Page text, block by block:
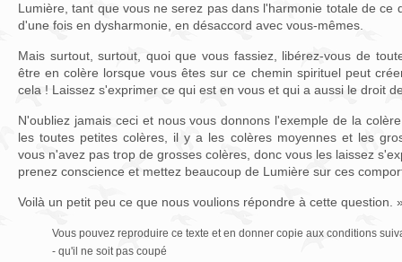
Lumière, tant que vous ne serez pas dans l'harmonie totale de ce
d'une fois en dysharmonie, en désaccord avec vous-mêmes.
Mais surtout, surtout, quoi que vous fassiez, libérez-vous de
être en colère lorsque vous êtes sur ce chemin spirituel peut
cela ! Laissez s'exprimer ce qui est en vous et qui a aussi le droit
N'oubliez jamais ceci et nous vous donnons l'exemple de la
les toutes petites colères, il y a les colères moyennes et les
vous n'avez pas trop de grosses colères, donc vous les laissez
prenez conscience et mettez beaucoup de Lumière sur ces
Voilà un petit peu ce que nous voulions répondre à cette question.
Vous pouvez reproduire ce texte et en donner copie aux conditions
- qu'il ne soit pas coupé